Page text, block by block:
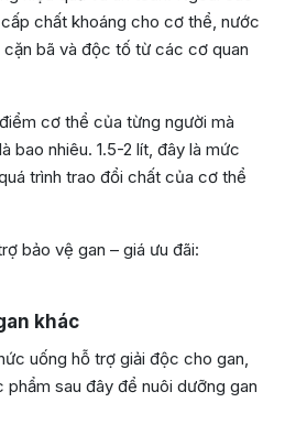
chất khoáng cho cơ thể, nước
bã và độc tố từ các cơ quan
cơ thể của từng người mà
bao nhiêu. 1.5-2 lít, đây là mức
trình trao đổi chất của cơ thể
bảo vệ gan – giá ưu đãi:
khác
uống hỗ trợ giải độc cho gan,
sau đây để nuôi dưỡng gan